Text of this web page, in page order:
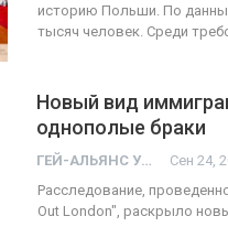
историю Польши. По
тысяч человек. Среди
Новый вид
однополые браки
ГЕЙ-АЛЬЯНС УКРАИНА Сен 24,
Расследование,
Out London", раскрыло